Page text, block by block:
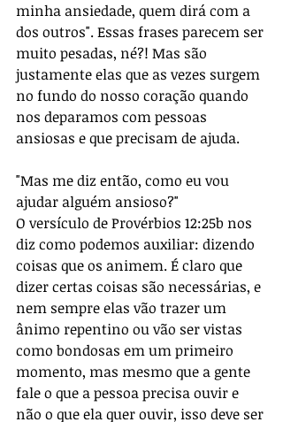
minha ansiedade, quem dirá com a
dos outros". Essas frases parecem ser
muito pesadas, né?! Mas são
justamente elas que as vezes surgem
no fundo do nosso coração quando
nos deparamos com pessoas
ansiosas e que precisam de ajuda.
"Mas me diz então, como eu vou
ajudar alguém ansioso?"
O versículo de Provérbios 12:25b nos
diz como podemos auxiliar: dizendo
coisas que os animem. É claro que
dizer certas coisas são necessárias, e
nem sempre elas vão trazer um
ânimo repentino ou vão ser vistas
como bondosas em um primeiro
momento, mas mesmo que a gente
fale o que a pessoa precisa ouvir e
não o que ela quer ouvir, isso deve ser